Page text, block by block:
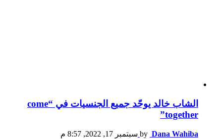
الشاب خالد يوحّد جميع الجنسيات في “come
together”
by Dana Wahiba سبتمبر 17, 2022, 8:57 م